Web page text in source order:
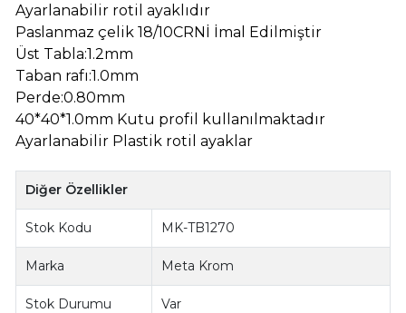
Ayarlanabilir rotil ayaklıdır
Paslanmaz çelik 18/10CRNİ İmal Edilmiştir
Üst Tabla:1.2mm
Taban rafı:1.0mm
Perde:0.80mm
40*40*1.0mm Kutu profil kullanılmaktadır
Ayarlanabilir Plastik rotil ayaklar
Diğer Özellikler
Stok Kodu MK-TB1270
Marka Meta Krom
Stok Durumu Var